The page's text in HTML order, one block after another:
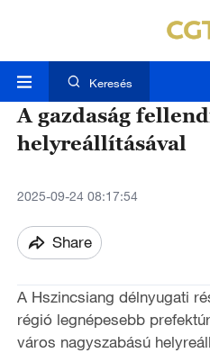
Keresés
A gazdaság
helyreállításával
2025-09-24 08:17:54
Share
A Hszincsiang délnyugati
régió legnépesebb
város nagyszabású